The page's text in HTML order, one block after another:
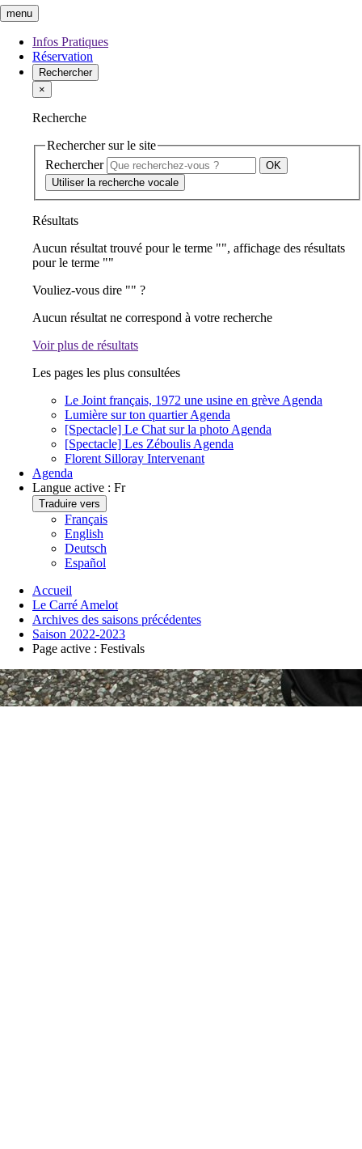
menu
Infos Pratiques
Réservation
Rechercher
×
Recherche
Rechercher sur le site
Rechercher
Utiliser la recherche vocale
Résultats
Aucun résultat trouvé pour le terme "", affichage des résultats
pour le terme ""
Vouliez-vous dire "" ?
Aucun résultat ne correspond à votre recherche
Voir plus de résultats
Les pages les plus consultées
Le Joint français, 1972 une usine en grève Agenda
Lumière sur ton quartier Agenda
[Spectacle] Le Chat sur la photo Agenda
[Spectacle] Les Zéboulis Agenda
Florent Silloray Intervenant
Agenda
Langue active : Fr
Traduire vers
Français
English
Deutsch
Español
Accueil
Le Carré Amelot
Archives des saisons précédentes
Saison 2022-2023
Page active : Festivals